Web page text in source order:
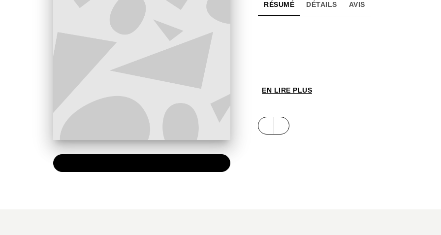
RÉSUMÉ DÉTAILS AVIS
EN LIRE PLUS